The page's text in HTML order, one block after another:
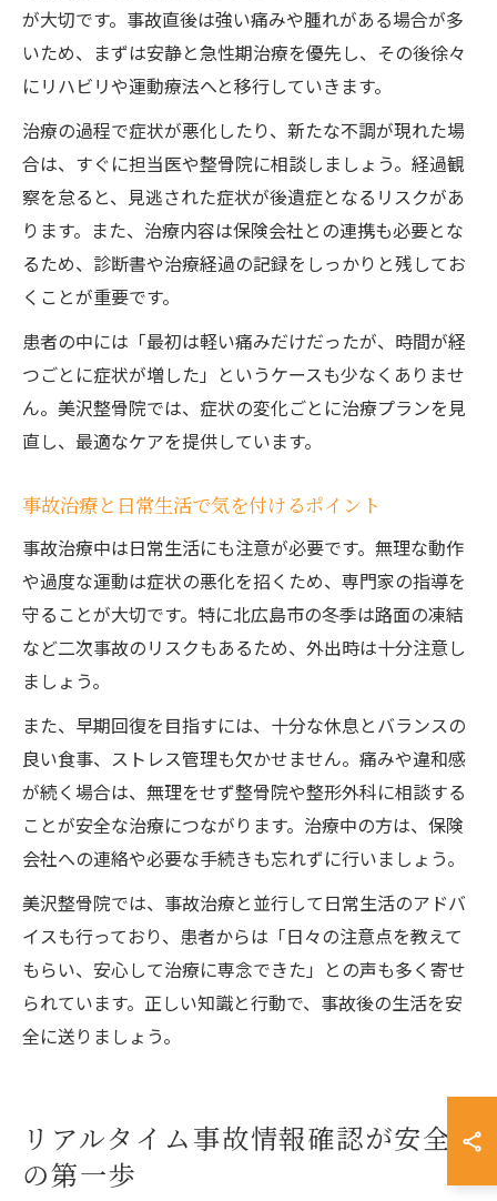
が大切です。事故直後は強い痛みや腫れがある場合が多
いため、まずは安静と急性期治療を優先し、その後徐々
にリハビリや運動療法へと移行していきます。
治療の過程で症状が悪化したり、新たな不調が現れた場
合は、すぐに担当医や整骨院に相談しましょう。経過観
察を怠ると、見逃された症状が後遺症となるリスクがあ
ります。また、治療内容は保険会社との連携も必要とな
るため、診断書や治療経過の記録をしっかりと残してお
くことが重要です。
患者の中には「最初は軽い痛みだけだったが、時間が経
つごとに症状が増した」というケースも少なくありませ
ん。美沢整骨院では、症状の変化ごとに治療プランを見
直し、最適なケアを提供しています。
事故治療と日常生活で気を付けるポイント
事故治療中は日常生活にも注意が必要です。無理な動作
や過度な運動は症状の悪化を招くため、専門家の指導を
守ることが大切です。特に北広島市の冬季は路面の凍結
など二次事故のリスクもあるため、外出時は十分注意し
ましょう。
また、早期回復を目指すには、十分な休息とバランスの
良い食事、ストレス管理も欠かせません。痛みや違和感
が続く場合は、無理をせず整骨院や整形外科に相談する
ことが安全な治療につながります。治療中の方は、保険
会社への連絡や必要な手続きも忘れずに行いましょう。
美沢整骨院では、事故治療と並行して日常生活のアドバ
イスも行っており、患者からは「日々の注意点を教えて
もらい、安心して治療に専念できた」との声も多く寄せ
られています。正しい知識と行動で、事故後の生活を安
全に送りましょう。
リアルタイム事故情報確認が安全
の第一歩